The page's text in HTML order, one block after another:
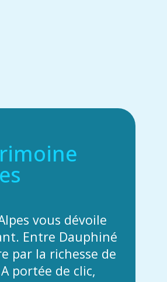
vous dévoile
Entre Dauphiné
par la richesse de
portée de clic,